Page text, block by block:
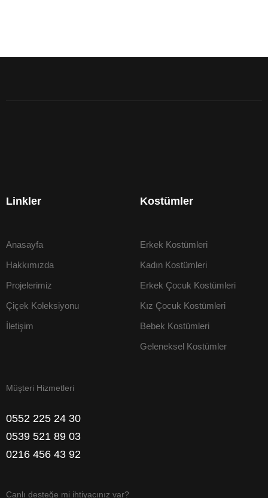
Linkler
Anasayfa
Hakkımızda
Projelerimiz
Çiçek Koleksiyonu
İletişim
Kostümler
Erkek Kostümleri
Kadın Kostümleri
Erkek Çocuk Kostümleri
Kız Çocuk Kostümleri
Bebek Kostümleri
Geleneksel Kostümler
Müşteri Hizmetleri
0552 225 24 30
0539 521 89 03
0216 456 43 92
Canlı desteğe mi ihtiyacınız var?